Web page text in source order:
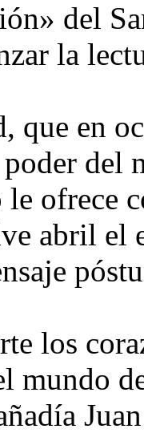
del
la
que en
del
le ofrece
abril el
los
mundo